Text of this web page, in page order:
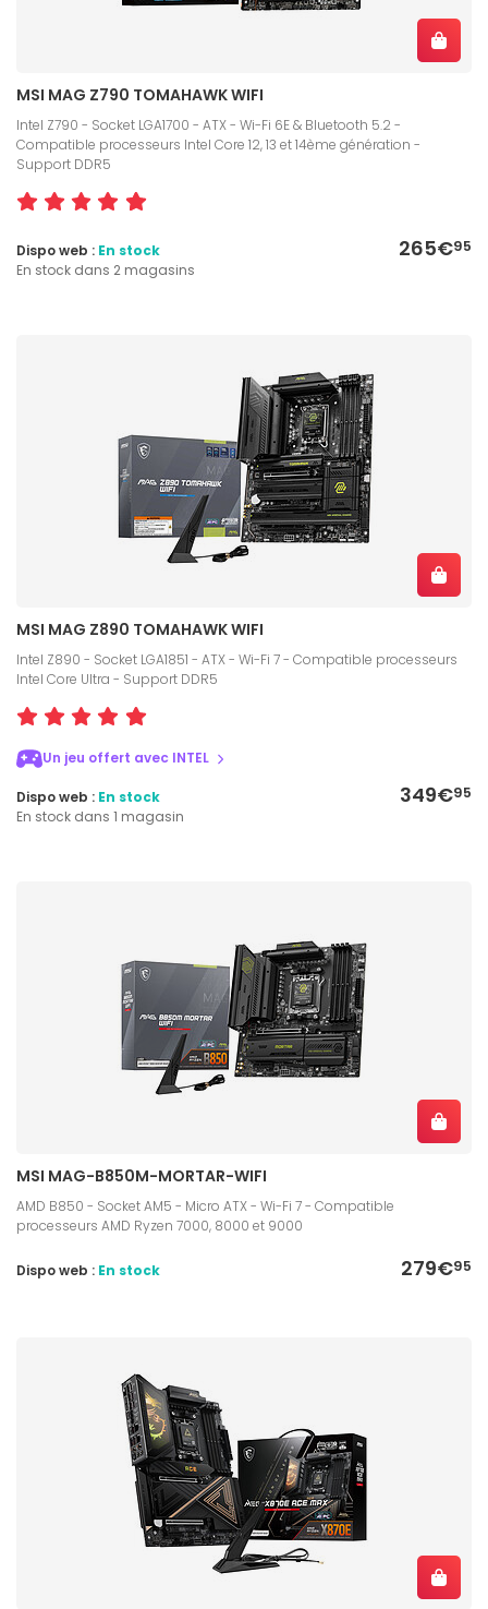
MSI MAG Z790 TOMAHAWK WIFI
Intel Z790 - Socket LGA1700 - ATX - Wi-Fi 6E & Bluetooth 5.2 -
Compatible processeurs Intel Core 12, 13 et 14ème génération -
Support DDR5
265€95
Dispo web : En stock
En stock dans 2 magasins
MSI MAG Z890 TOMAHAWK WIFI
Intel Z890 - Socket LGA1851 - ATX - Wi-Fi 7 - Compatible processeurs
Intel Core Ultra - Support DDR5
Un jeu offert avec INTEL
349€95
Dispo web : En stock
En stock dans 1 magasin
MSI MAG-B850M-MORTAR-WIFI
AMD B850 - Socket AM5 - Micro ATX - Wi-Fi 7 - Compatible
processeurs AMD Ryzen 7000, 8000 et 9000
279€95
Dispo web : En stock